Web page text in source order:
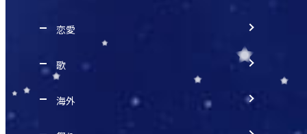
恋愛
歌
海外